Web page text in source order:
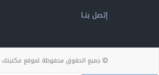
إتصل بنــا
جميع الحقوق محفوظة لموقع مكتبتك